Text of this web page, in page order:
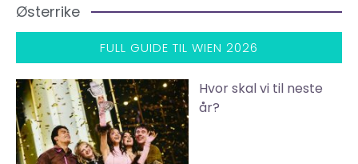
Østerrike
FULL GUIDE TIL WIEN 2026
Hvor skal vi til neste
år?